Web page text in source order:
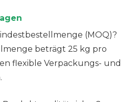
(MOQ)?
beträgt 25 kg pro
flexible Verpackungs- und